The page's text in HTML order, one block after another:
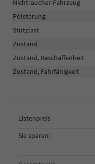
Listenpreis
Sie sparen:
Nichtraucher-Fahrzeug
Polsterung
Stützlast
Zustand
Zustand, Beschaffenheit
Zustand, Fahrfähigkeit